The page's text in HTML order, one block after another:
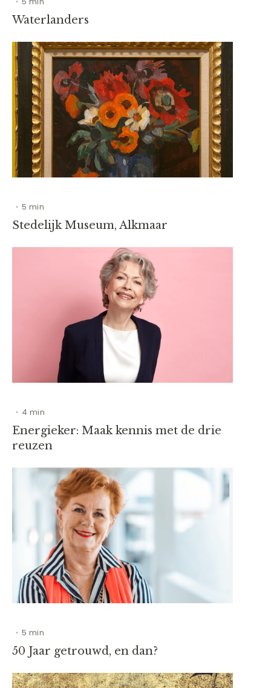
Waterlanders
• 5 min
Stedelijk Museum, Alkmaar
• 4 min
Energieker: Maak kennis met de drie
reuzen
• 5 min
50 Jaar getrouwd, en dan?